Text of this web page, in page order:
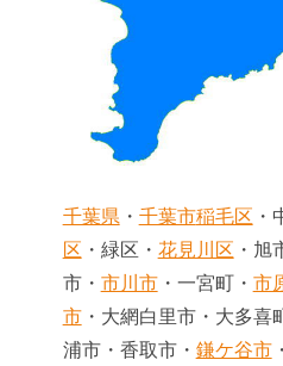
千葉県 ・ 千葉市稲毛区 ・
区 ・緑区・ 花見川区 ・旭
市・ 市川市・一宮町・ 市
市・大網白里市・大多喜
浦市・香取市・ 鎌ケ谷市